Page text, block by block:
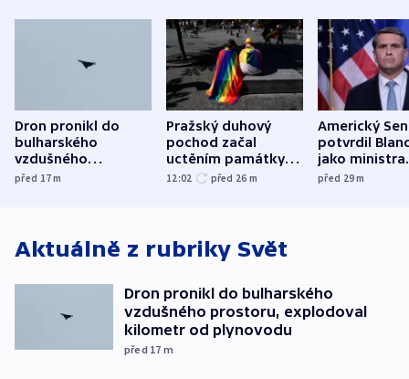
Dron pronikl do
bulharského
vzdušného
prostoru,
před 17m
Pražský duhový
pochod začal
uctěním památky
obětí berlínského
12:02 před 26 m
Americký
potvrdil
jako ministra
před 29m
Aktuálně z rubriky Svět
Dron pronikl do bulharského
vzdušného prostoru, explodoval
kilometr od plynovodu
před 17 m